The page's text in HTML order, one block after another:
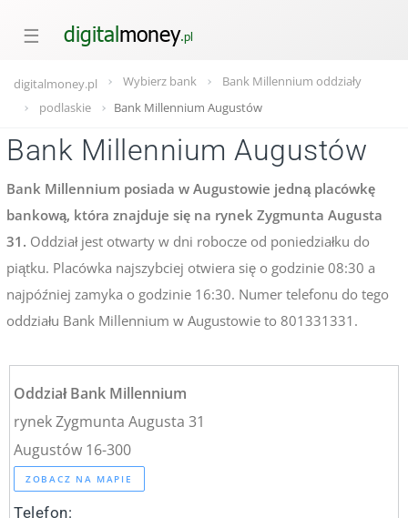
☰
digitalmoney.pl Wybierz bank
Bank Millennium oddziały
podlaskie
Bank Millennium Augustów
Bank Millennium Augustów
Bank Millennium posiada w Augustowie jedną placówkę
bankową, która znajduje się na rynek Zygmunta Augusta
31. Oddział jest otwarty w dni robocze od poniedziałku do
piątku. Placówka najszybciej otwiera się o godzinie 08:30 a
najpóźniej zamyka o godzinie 16:30. Numer telefonu do tego
oddziału Bank Millennium w Augustowie to 801331331.
Oddział Bank Millennium
rynek Zygmunta Augusta 31
Augustów 16-300
ZOBACZ NA MAPIE
Telefon: